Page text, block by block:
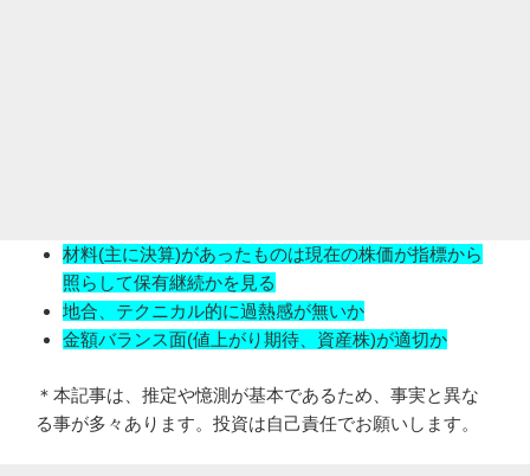
材料(主に決算)があったものは現在の株価が指標から
照らして保有継続かを見る
地合、テクニカル的に過熱感が無いか
金額バランス面(値上がり期待、資産株)が適切か
＊本記事は、推定や憶測が基本であるため、事実と異な
る事が多々あります。投資は自己責任でお願いします。